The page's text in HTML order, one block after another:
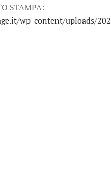
STAMPA:
wp-content/uploads/